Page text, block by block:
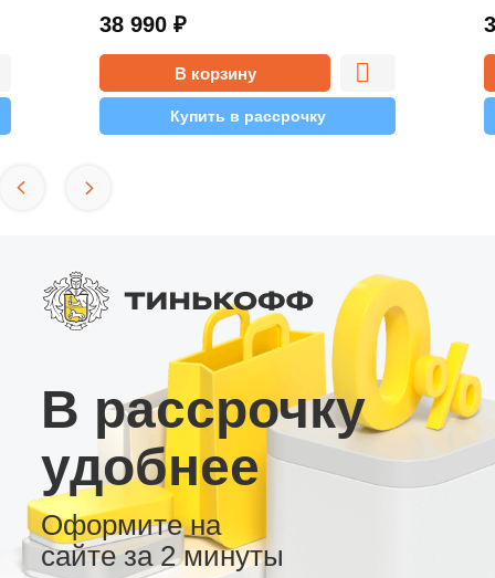
38 990 ₽
В корзину
Купить в рассрочку
В рассрочку
удобнее
Оформите на
сайте за 2 минуты